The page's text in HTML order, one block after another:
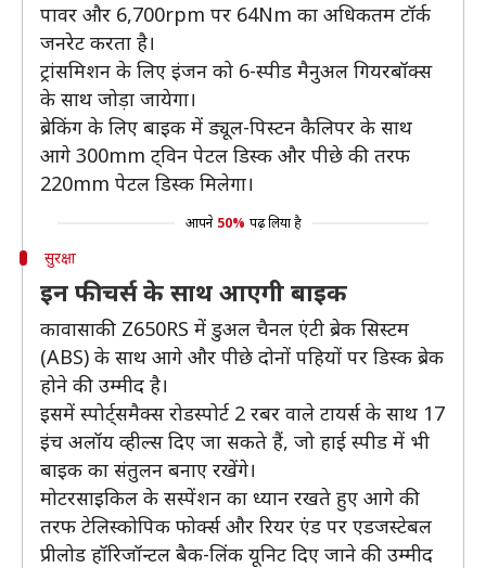
पावर और 6,700rpm पर 64Nm का अधिकतम टॉर्क
जनरेट करता है।
ट्रांसमिशन के लिए इंजन को 6-स्पीड मैनुअल गियरबॉक्स
के साथ जोड़ा जायेगा।
ब्रेकिंग के लिए बाइक में ड्यूल-पिस्टन कैलिपर के साथ
आगे 300mm ट्विन पेटल डिस्क और पीछे की तरफ
220mm पेटल डिस्क मिलेगा।
आपने 50% पढ़ लिया है
सुरक्षा
इन फीचर्स के साथ आएगी बाइक
कावासाकी Z650RS में डुअल चैनल एंटी ब्रेक सिस्टम
(ABS) के साथ आगे और पीछे दोनों पहियों पर डिस्क ब्रेक
होने की उम्मीद है।
इसमें स्पोर्ट्समैक्स रोडस्पोर्ट 2 रबर वाले टायर्स के साथ 17
इंच अलॉय व्हील्स दिए जा सकते हैं, जो हाई स्पीड में भी
बाइक का संतुलन बनाए रखेंगे।
मोटरसाइकिल के सस्पेंशन का ध्यान रखते हुए आगे की
तरफ टेलिस्कोपिक फोर्क्स और रियर एंड पर एडजस्टेबल
प्रीलोड हॉरिजॉन्टल बैक-लिंक यूनिट दिए जाने की उम्मीद